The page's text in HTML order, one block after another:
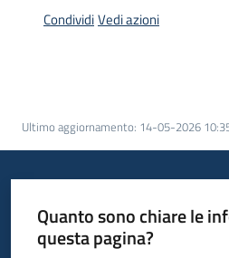
Servizi
Leggi
Bandi
CondividiVedi azioni
Ultimo aggiornamento: 14-05-2026
Quanto sono chiare le
questa pagina?